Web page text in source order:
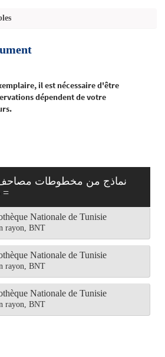
il est nécessaire d'être
dépendent de votre
دار الكتب الوطنية‏ =
Nationale de Tunisie
rayon, BNT
Nationale de Tunisie
rayon, BNT
Nationale de Tunisie
rayon, BNT